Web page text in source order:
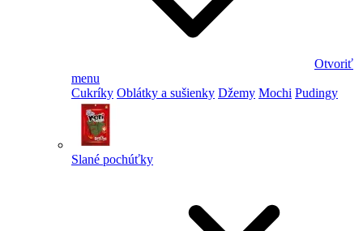
Otvoriť
menu
Cukríky Oblátky a sušienky Džemy Mochi Pudingy
Slané pochúťky